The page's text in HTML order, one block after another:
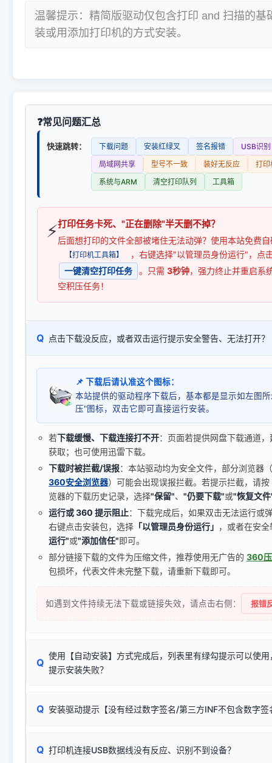
温馨提示：精简版驱动仅包含打印 and 扫描的基
装或用添加打印机的方式安装。
常见问题汇总
快速跳转： 下载问题 安装红绿叉 签名报错
USB识别
局域网共享
型号不一致 装好无反应
打印
系统与ARM
清空打印队列 工具箱
⚡打印任务卡死、"正在删除"半天删不掉？
后面想打印的文件全部被堵住无法动弹？使用本站免费
【打印机工具箱】
，右键选择"以管理员身份运行"，点
一键清空打印任务
。只需 3秒钟，强力终止并重启系
空积压任务！
Q 点击下载没反应，或者双击运行提示安全警告、无法打开？
📌 下载后请认准这个图标：
本站提供的驱动程序下载后，基本都是显示如左图
压"图标，双击它即可直接运行安装。
若下载缓慢、下载连接打不开：页面若提供网盘下载通道
获取；也可使用迅雷下载。
下载时被拦截/误报：本站驱动均为安全文件，部分浏览器
360安全浏览器）可能会出现误报拦截。若提示拦截，请按
览器的下载历史记录，选择"保留"、 "仍要下载"或"恢复文
运行或 360 提示阻止：下载完成后，如果双击无法运行或
右键点击安装包，选择 「以管理员身份运行」 ，或者在安
运行"或"添加信任"即可。
部分链接下载的文件为压缩文件，推荐使用无广告的 360
包损坏，代表文件未完整下载，请重新下载即可。
如遇到文件持续无法下载或链接失效，请点击右侧： 报错
Q
使用【自动安装】方式完成后，列表里有绿勾提示可以使
提示安装失败？
由于本站驱动包集成了32位和64位驱动，自动安装程序在运
✔ 可以使用了
：代表与您当
Q 安装驱动提示【没有经过数字签名/第三方INF不包含数字
往往会弹出此类提示。
Q 打印机连接USB数据线没有反应、识别不到设备？